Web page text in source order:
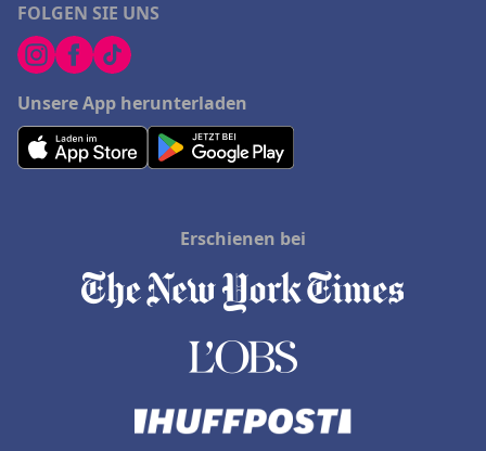
FOLGEN SIE UNS
Unsere App herunterladen
Erschienen bei